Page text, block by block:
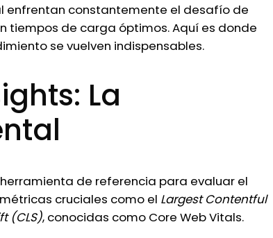
enfrentan constantemente el desafío de
de carga óptimos. Aquí es donde
se vuelven indispensables.
La
de referencia para evaluar el
cruciales como el Largest Contentful
(CLS), conocidas como Core Web Vitals.